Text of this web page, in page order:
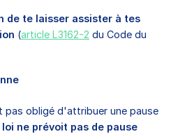
de te laisser assister à tes
(article L3162-2 du Code du
pas obligé d'attribuer une pause
loi ne prévoit pas de pause